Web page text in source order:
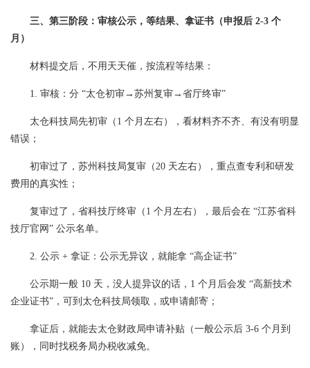
三、第三阶段：审核公示，等结果、拿证书（申报后 2-3 个
月）
材料提交后，不用天天催，按流程等结果：
1. 审核：分 “太仓初审→苏州复审→省厅终审”
太仓科技局先初审（1 个月左右），看材料齐不齐、有没有明显
错误；
初审过了，苏州科技局复审（20 天左右），重点查专利和研发
费用的真实性；
复审过了，省科技厅终审（1 个月左右），最后会在 “江苏省科
技厅官网” 公示名单。
2. 公示 + 拿证：公示无异议，就能拿 “高企证书”
公示期一般 10 天，没人提异议的话，1 个月后会发 “高新技术
企业证书”，可到太仓科技局领取，或申请邮寄；
拿证后，就能去太仓财政局申请补贴（一般公示后 3-6 个月到
账），同时找税务局办税收减免。